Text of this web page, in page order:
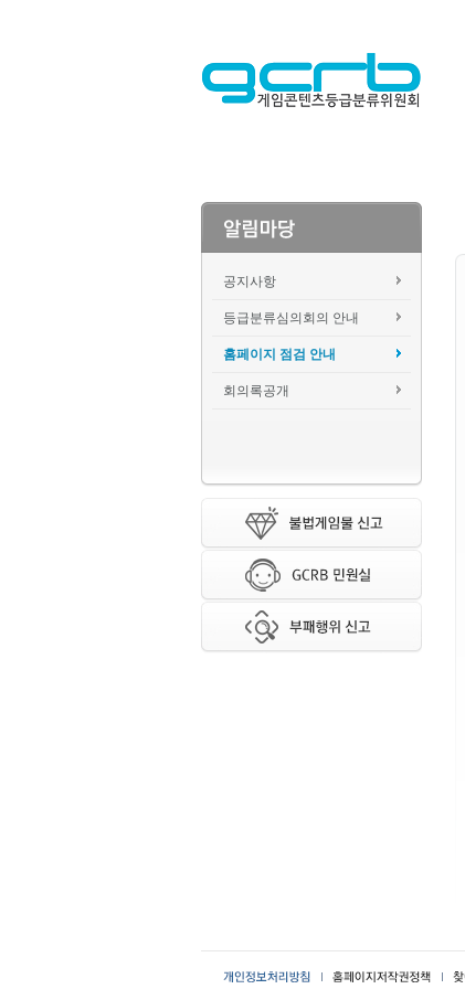
공지사항
등급분류심의회의 안내
홈페이지 점검 안내
회의록공개